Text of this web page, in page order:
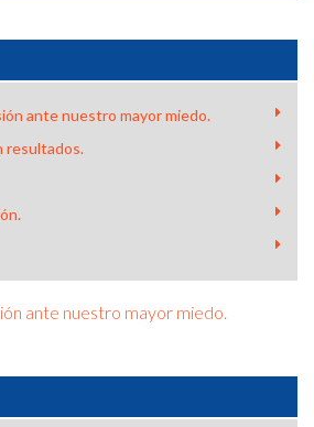
ante nuestro mayor miedo.
resultados.
ante nuestro mayor miedo.